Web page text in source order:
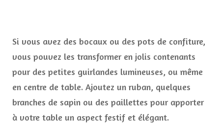
Si vous avez des bocaux ou des pots de confiture,
vous pouvez les transformer en jolis contenants
pour des petites guirlandes lumineuses, ou même
en centre de table. Ajoutez un ruban, quelques
branches de sapin ou des paillettes pour apporter
à votre table un aspect festif et élégant.